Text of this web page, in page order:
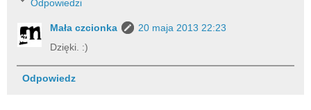
Odpowiedzi
Mała czcionka
20 maja 2013 22:23
Dzięki. :)
Odpowiedz